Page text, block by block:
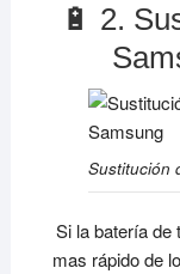
🔋 2.
Sustitución
Si la batería
mas rápido de